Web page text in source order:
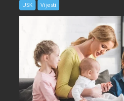
USK Vijesti